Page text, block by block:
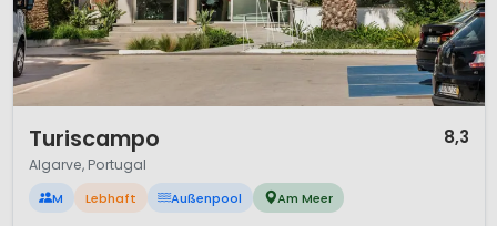
Dank des milden, sonnigen Klimas ist die Algarve besonders
im Sommer ein hervorragendes Ziel für Campingferien.
Familien profitieren von sicheren Stränden, vielfältigen
Freizeitmöglichkeiten und kurzen Wegen zwischen Küste,
Natur und Ausflugszielen. Die Algarve verbindet Strandurlaub,
Aktivität und Komfort – perfekt für abwechslungsreiche
Ferien in Portugal.
Turiscampo 8,3
Algarve, Portugal
M Lebhaft Außenpool Am Meer